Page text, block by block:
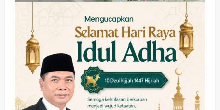
Hadir di Pengajian Qurrota A’yun,
Wabup Sidoarjo Minta Doa Jamaah
Agar Tetap Amanah Memimpin
wartanusa 4 Agustus 2026
1
Kesehatan
Pembangunan
Pemerintahan
PANAS! Kalah Tender Proyek RSUD
Sibar Rp 9,9 M, Beranikah CV Tiga
Anugerah Utama Pertaruhkan
Jaminan Rp 100 Juta?